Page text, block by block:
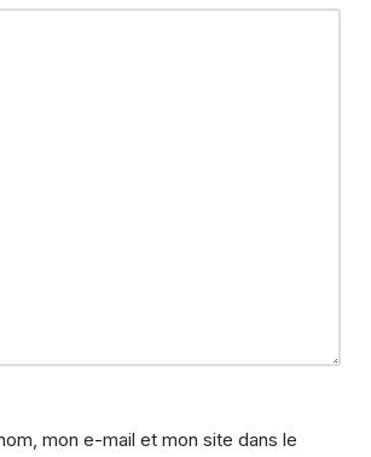
mon e-mail et mon site dans le